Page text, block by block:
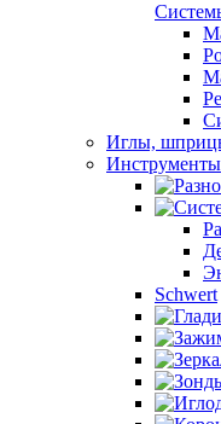
Иглы,
Инструменты
Schwert